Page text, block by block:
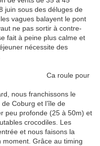
juin sous des déluges de
vagues balayent le pont
ne pas sortir à contre-
fait à peine plus calme et
nécessite des
pour
nous franchissons le
Coburg et l’île de
peu profonde (25 à 50m) et
crocodiles. Les
et nous faisons la
Grâce au timing